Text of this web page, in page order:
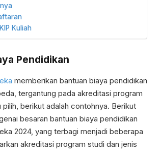
Kuliah
Pendidikan
memberikan bantuan biaya pendidikan
tergantung pada akreditasi program
pilih, berikut adalah contohnya. Berikut
besaran bantuan biaya pendidikan
2024, yang terbagi menjadi beberapa
akreditasi program studi dan jenis